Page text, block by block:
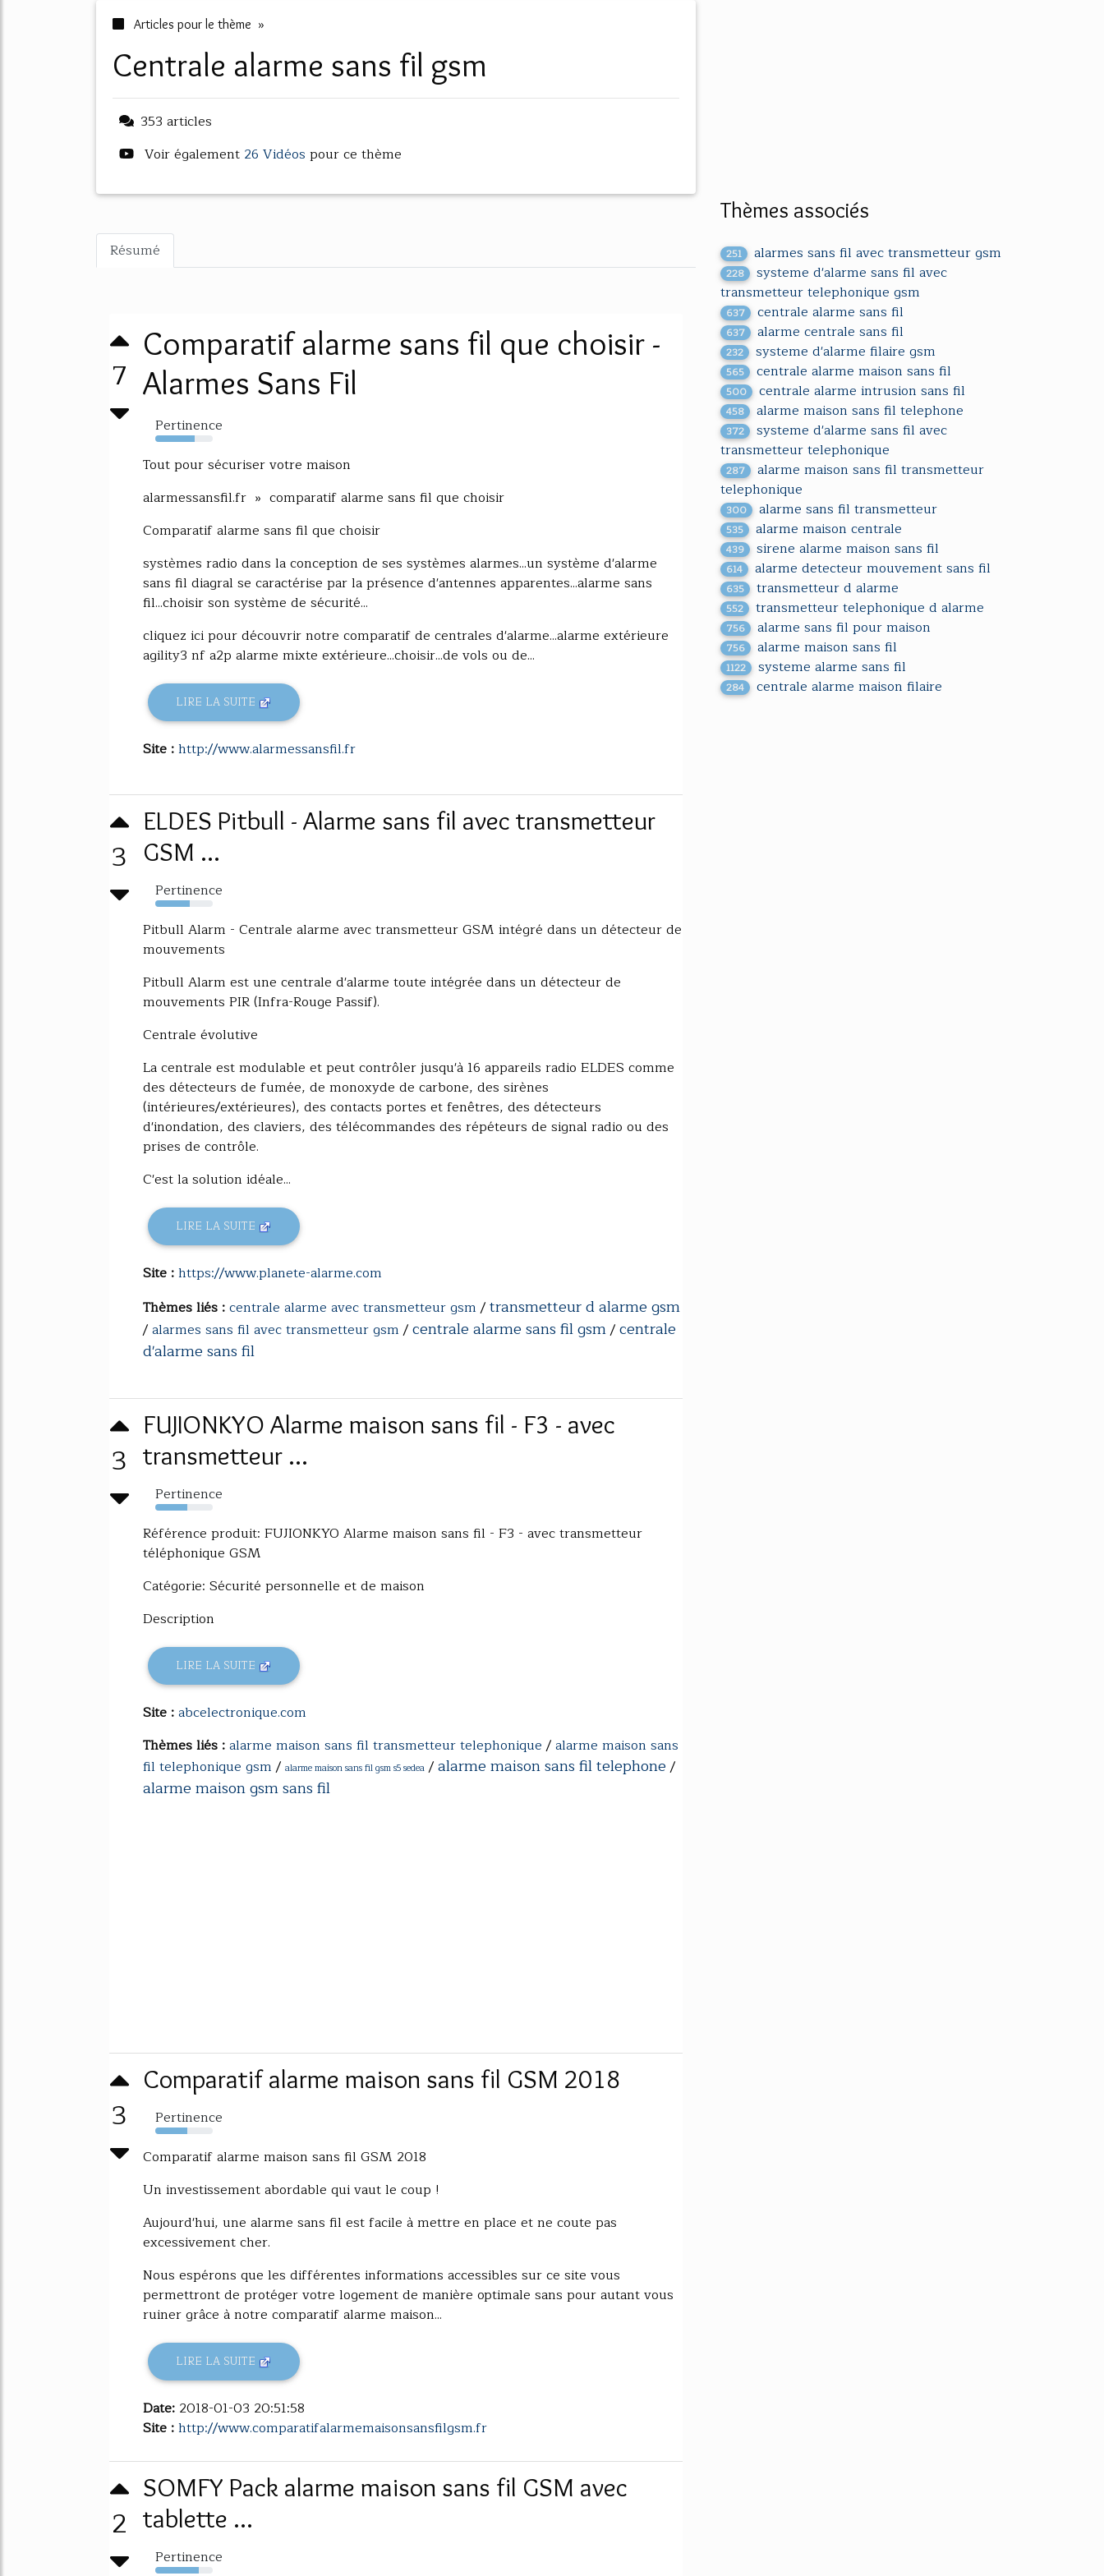
Articles pour le thème »
centrale alarme sans fil gsm
353 articles
Voir également 26 Vidéos pour ce thème
Résumé
7
Comparatif alarme sans fil que choisir -
Alarmes Sans Fil
Pertinence
69%
Tout pour sécuriser votre maison
alarmessansfil.fr » comparatif alarme sans fil que choisir
Comparatif alarme sans fil que choisir
systèmes radio dans la conception de ses systèmes alarmes...un système d'alarme
sans fil diagral se caractérise par la présence d'antennes apparentes...alarme sans
fil...choisir son système de sécurité...
cliquez ici pour découvrir notre comparatif de centrales d'alarme...alarme extérieure
agility3 nf a2p alarme mixte extérieure...choisir...de vols ou de...
LIRE LA SUITE
Site :http://www.alarmessansfil.fr
3
ELDES Pitbull - Alarme sans fil avec transmetteur
GSM ...
Pertinence
60%
Pitbull Alarm - Centrale alarme avec transmetteur GSM intégré dans un détecteur de
mouvements
Pitbull Alarm est une centrale d'alarme toute intégrée dans un détecteur de
mouvements PIR (Infra-Rouge Passif).
Centrale évolutive
La centrale est modulable et peut contrôler jusqu'à 16 appareils radio ELDES comme
des détecteurs de fumée, de monoxyde de carbone, des sirènes
(intérieures/extérieures), des contacts portes et fenêtres, des détecteurs
d'inondation, des claviers, des télécommandes des répéteurs de signal radio ou des
prises de contrôle.
C'est la solution idéale...
LIRE LA SUITE
Site :https://www.planete-alarme.com
Thèmes liés :centrale alarme avec transmetteur gsm/transmetteur d alarme gsm
/alarmes sans fil avec transmetteur gsm/centrale alarme sans fil gsm/centrale
d'alarme sans fil
3
FUJIONKYO Alarme maison sans fil - F3 - avec
transmetteur ...
Pertinence
56%
Référence produit: FUJIONKYO Alarme maison sans fil - F3 - avec transmetteur
téléphonique GSM
Catégorie: Sécurité personnelle et de maison
Description
LIRE LA SUITE
Site :abcelectronique.com
Thèmes liés :alarme maison sans fil transmetteur telephonique/alarme maison sans
fil telephonique gsm/ alarme maison sans fil gsm s5 sedea /alarme maison sans fil telephone/
alarme maison gsm sans fil
3
Comparatif alarme maison sans fil GSM 2018
Pertinence
56%
Comparatif alarme maison sans fil GSM 2018
Un investissement abordable qui vaut le coup !
Aujourd'hui, une alarme sans fil est facile à mettre en place et ne coute pas
excessivement cher.
Nous espérons que les différentes informations accessibles sur ce site vous
permettront de protéger votre logement de manière optimale sans pour autant vous
ruiner grâce à notre comparatif alarme maison...
LIRE LA SUITE
Date: 2018-01-03 20:51:58
Site :http://www.comparatifalarmemaisonsansfilgsm.fr
2
SOMFY Pack alarme maison sans fil GSM avec
tablette ...
Pertinence
Thèmes associés
251 alarmes sans fil avec transmetteur gsm
228
systeme d'alarme sans fil avec
transmetteur telephonique gsm
637 centrale alarme sans fil
637 alarme centrale sans fil
232 systeme d'alarme filaire gsm
565 centrale alarme maison sans fil
500 centrale alarme intrusion sans fil
458 alarme maison sans fil telephone
372
systeme d'alarme sans fil avec
transmetteur telephonique
287
alarme maison sans fil transmetteur
telephonique
300 alarme sans fil transmetteur
535 alarme maison centrale
439 sirene alarme maison sans fil
614 alarme detecteur mouvement sans fil
635 transmetteur d alarme
552 transmetteur telephonique d alarme
756 alarme sans fil pour maison
756 alarme maison sans fil
1122 systeme alarme sans fil
284 centrale alarme maison filaire